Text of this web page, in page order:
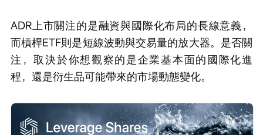
ADR上市關注的是融資與國際化布局的長線意義，
而槓桿ETF則是短線波動與交易量的放大器。是否關
注，取決於你想觀察的是企業基本面的國際化進
程，還是衍生品可能帶來的市場動態變化。